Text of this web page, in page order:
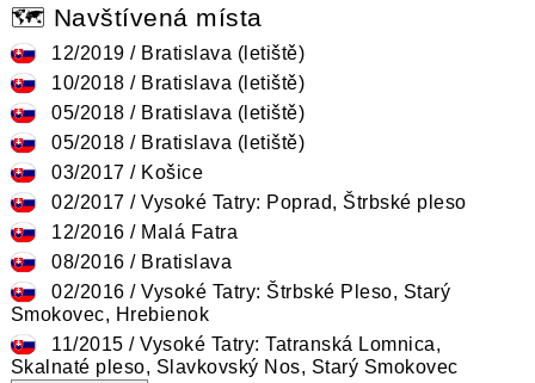
🗺️ Navštívená místa
12/2019 / Bratislava (letiště)
10/2018 / Bratislava (letiště)
05/2018 / Bratislava (letiště)
05/2018 / Bratislava (letiště)
03/2017 / Košice
02/2017 / Vysoké Tatry: Poprad, Štrbské pleso
12/2016 / Malá Fatra
08/2016 / Bratislava
02/2016 / Vysoké Tatry: Štrbské Pleso, Starý
Smokovec, Hrebienok
11/2015 / Vysoké Tatry: Tatranská Lomnica,
Skalnaté pleso, Slavkovský Nos, Starý Smokovec